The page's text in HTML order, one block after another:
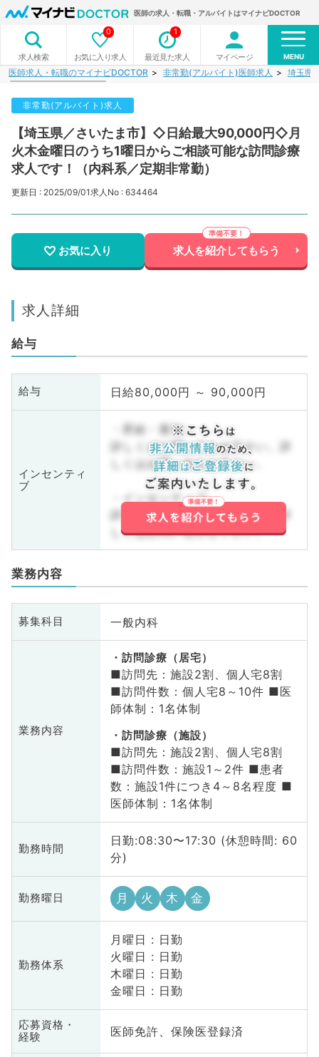
医師の求人・転職・アルバイトはマイナビDOCTOR
求人検索 お気に入り求人
0
最近見た求人
1
マイページ MENU
医師求人・転職のマイナビDOCTOR 非常勤(アルバイト)医師求人 埼玉県
非常勤(アルバイト)求人
【埼玉県／さいたま市】◇日給最大90,000円◇月
火木金曜日のうち1曜日からご相談可能な訪問診療
求人です！（内科系／定期非常勤）
更新日 : 2025/09/01求人No : 634464
お気に入り 求人を紹介してもらう
求人詳細
給与
給与 日給80,000円 ～ 90,000円
インセンティ
ブ
・昇給・賞与
詳しくはお問い合わせ下さい。詳
しくはお問い合わせ下さい。
・インセンティブ
詳しくはお問い合わせ下さい。詳
しくはお問い合わせ下さい。
業務内容
募集科目 一般内科
業務内容
訪問診療（居宅）
■訪問先：施設2割、個人宅8割
■訪問件数：個人宅8～10件 ■医
師体制：1名体制
訪問診療（施設）
■訪問先：施設2割、個人宅8割
■訪問件数：施設1～2件 ■患者
数：施設1件につき4～8名程度 ■
医師体制：1名体制
勤務時間
日勤:08:30〜17:30 (休憩時間: 60
分)
勤務曜日 月 火 木 金
勤務体系
月曜日 : 日勤
火曜日 : 日勤
木曜日 : 日勤
金曜日 : 日勤
応募資格・
経験
医師免許、保険医登録済